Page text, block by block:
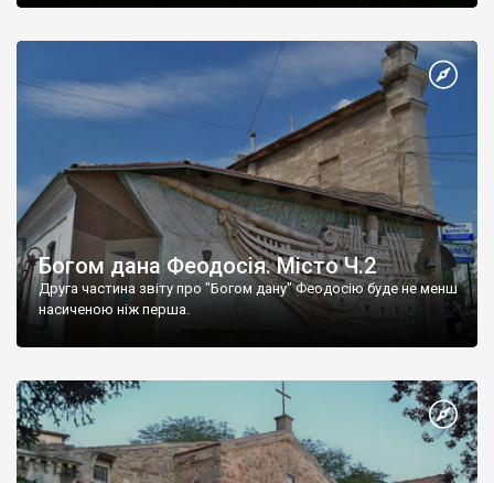
Богом дана Феодосія. Місто Ч.2
Друга частина звіту про "Богом дану" Феодосію буде не менш
насиченою ніж перша.